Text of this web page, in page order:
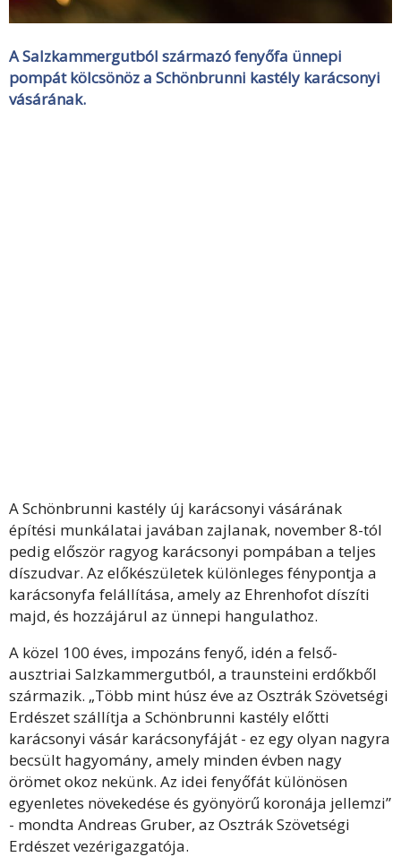
A Salzkammergutból származó fenyőfa ünnepi
pompát kölcsönöz a Schönbrunni kastély karácsonyi
vásárának.
A Schönbrunni kastély új karácsonyi vásárának
építési munkálatai javában zajlanak, november 8-tól
pedig először ragyog karácsonyi pompában a teljes
díszudvar. Az előkészületek különleges fénypontja a
karácsonyfa felállítása, amely az Ehrenhofot díszíti
majd, és hozzájárul az ünnepi hangulathoz.
A közel 100 éves, impozáns fenyő, idén a felső-
ausztriai Salzkammergutból, a traunsteini erdőkből
származik. „Több mint húsz éve az Osztrák Szövetségi
Erdészet szállítja a Schönbrunni kastély előtti
karácsonyi vásár karácsonyfáját - ez egy olyan nagyra
becsült hagyomány, amely minden évben nagy
örömet okoz nekünk. Az idei fenyőfát különösen
egyenletes növekedése és gyönyörű koronája jellemzi”
- mondta Andreas Gruber, az Osztrák Szövetségi
Erdészet vezérigazgatója.